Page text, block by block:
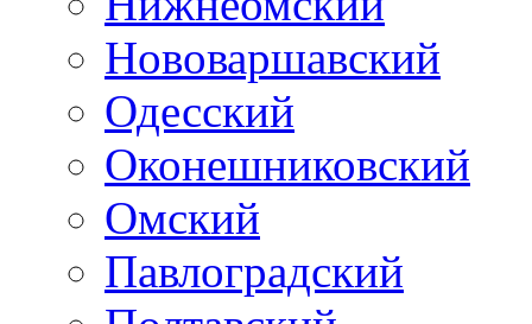
Нововаршавский
Одесский
Оконешниковский
Омский
Павлоградский